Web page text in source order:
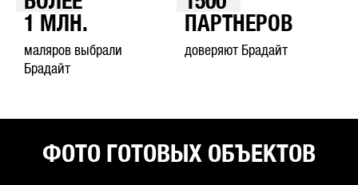
1
МЛН.
маляров выбрали
Брадайт
ПАРТНЕРОВ
доверяют Брадайт
ФОТО ГОТОВЫХ ОБЪЕКТОВ